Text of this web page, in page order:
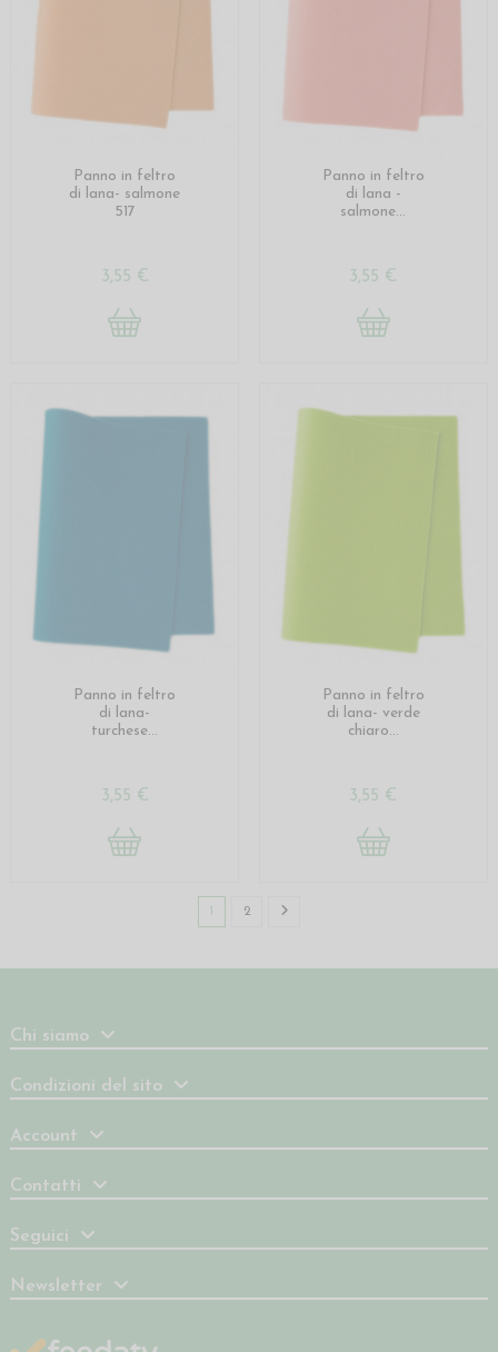
Panno in feltro
di lana- salmone
517
3,55 €
Panno in feltro
di lana -
salmone...
3,55 €
Panno in feltro
di lana-
turchese...
3,55 €
Panno in feltro
di lana- verde
chiaro...
3,55 €
1 2
Chi siamo
Condizioni del sito
Account
Contatti
Seguici
Newsletter